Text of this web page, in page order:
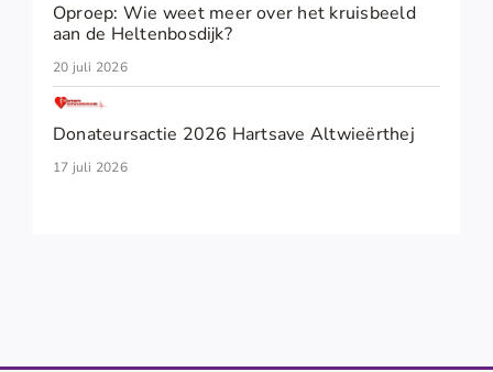
Oproep: Wie weet meer over het kruisbeeld
aan de Heltenbosdijk?
20 juli 2026
Donateursactie 2026 Hartsave Altwieërthej
17 juli 2026